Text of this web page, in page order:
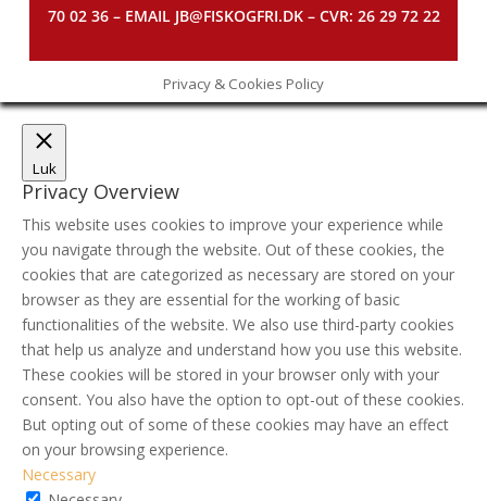
70 02 36 – EMAIL JB@FISKOGFRI.DK – CVR: 26 29 72 22
Privacy & Cookies Policy
Luk
Privacy Overview
This website uses cookies to improve your experience while
you navigate through the website. Out of these cookies, the
cookies that are categorized as necessary are stored on your
browser as they are essential for the working of basic
functionalities of the website. We also use third-party cookies
that help us analyze and understand how you use this website.
These cookies will be stored in your browser only with your
consent. You also have the option to opt-out of these cookies.
But opting out of some of these cookies may have an effect
on your browsing experience.
Necessary